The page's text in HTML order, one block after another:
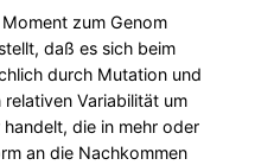
zum Genom
daß es sich beim
durch Mutation und
Variabilität um
die in mehr oder
an die Nachkommen